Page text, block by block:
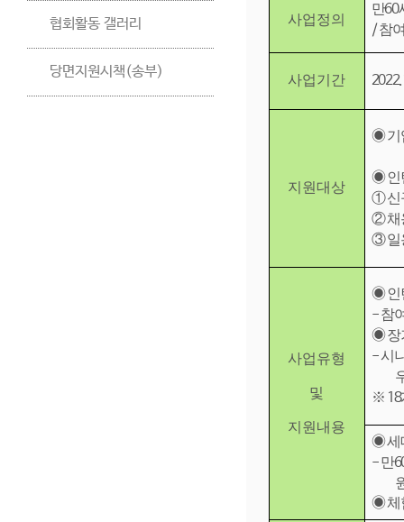
협회활동 갤러리
당면지원시책(송부)
사업정의
만60
/참
사업기간
지원대상
◉
◉
①신
②채
③일
사업유형
및
지원내용
◉
-참
◉장
-시
※ 18
◉세
-만
◉체